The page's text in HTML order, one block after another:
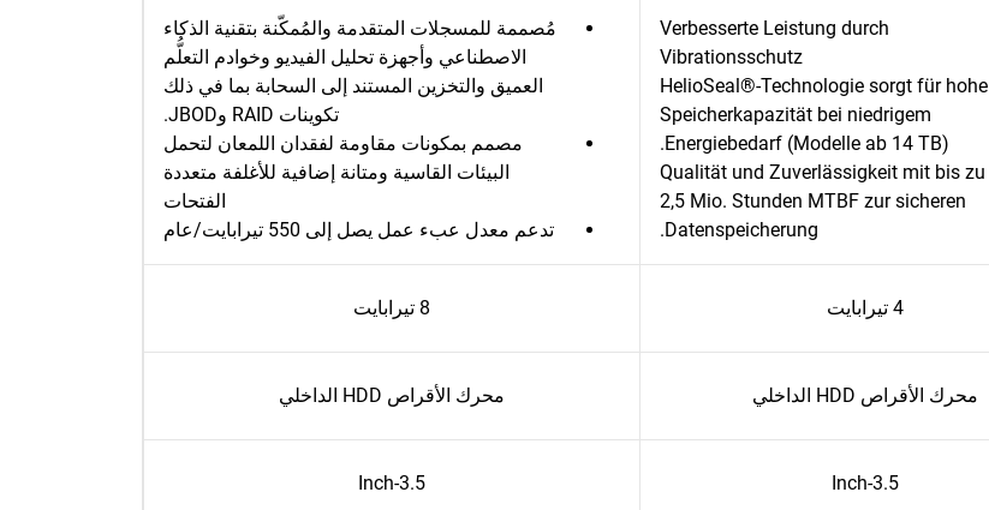
Verbesserte Leistung durch
Vibrationsschutz
HelioSeal®-Technologie sorgt für hohe
Speicherkapazität bei niedrigem
Energiebedarf (Modelle ab 14 TB).
Qualität und Zuverlässigkeit mit bis zu
2,5 Mio. Stunden MTBF zur sicheren
Datenspeicherung.
مُصممة للمسجلات المتقدمة والمُمكّنة بتقنية الذكاء
الاصطناعي وأجهزة تحليل الفيديو وخوادم التعلُّم
العميق والتخزين المستند إلى السحابة بما في ذلك
تكوينات RAID وJBOD.
مصمم بمكونات مقاومة لفقدان اللمعان لتحمل
البيئات القاسية ومتانة إضافية للأغلفة متعددة
الفتحات
تدعم معدل عبء عمل يصل إلى 550 تيرابايت/عام
4 تيرابايت 8 تيرابايت
محرك الأقراص HDD الداخلي محرك الأقراص HDD الداخلي
3.5-Inch
3.5-Inch